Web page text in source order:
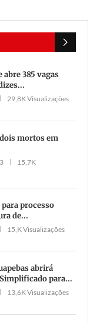
abre 385 vagas
29,8K Visualizações
mortos em
15,7K
processo
de...
15,K Visualizações
abrirá
para...
13,6K Visualizações